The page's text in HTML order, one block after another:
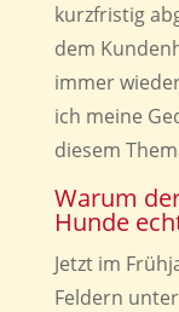
kurzfristig
dem
immer
ich meine
diesem
Warum
Hunde
Jetzt im
Feldern